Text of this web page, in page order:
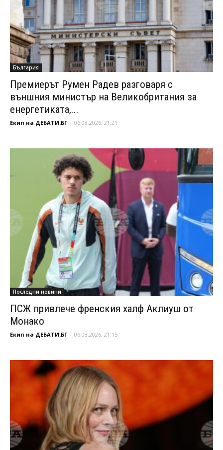
България
Премиерът Румен Радев разговаря с
външния министър на Великобритания за
енергетиката,...
Екип на ДЕБАТИ.БГ - 06.08.2026, 21:21
Последни новини
ПСЖ привлече френския халф Аклиуш от
Монако
Екип на ДЕБАТИ.БГ - 06.08.2026, 21:15